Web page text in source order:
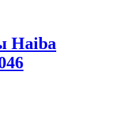
Haiba